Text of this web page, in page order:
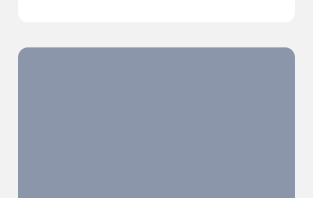
名字，一場記憶與遺忘的鬥爭｜福斯坦．林耶庫